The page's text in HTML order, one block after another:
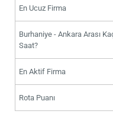
En Ucuz Firma
Burhaniye - Ankara Arası
Saat?
En Aktif Firma
Rota Puanı